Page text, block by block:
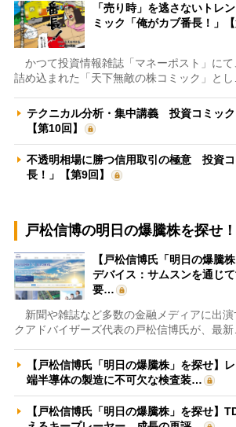
「売り時」を逃さないトレ
ミック「俺がカブ番長！」【
かつて投資情報雑誌「マネーポスト」に
詰め込まれた「天下無敵の株コミック」とし
テクニカル分析・集中講義 投資コミック
【第10回】
不透明相場に勝つ信用取引の極意 投資
長！」【第9回】
戸松信博の明日の爆騰株を探せ！
【戸松信博氏「明日の爆騰
デバイス：サムスンを通じ
要…
新聞や雑誌など多数の金融メディアに出演
クアドバイザーズ代表の戸松信博氏が、最新
【戸松信博氏「明日の爆騰株」を探せ】
端半導体の製造に不可欠な検査装…
【戸松信博氏「明日の爆騰株」を探せ】